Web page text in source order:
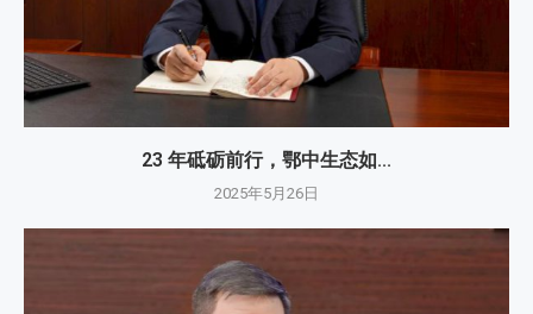
23 年砥砺前行，鄂中生态如...
2025年5月26日